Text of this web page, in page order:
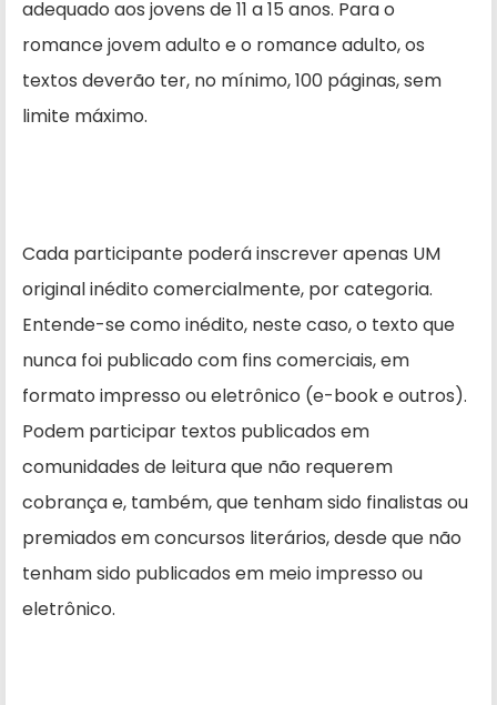
adequado aos jovens de 11 a 15 anos. Para o
romance jovem adulto e o romance adulto, os
textos deverão ter, no mínimo, 100 páginas, sem
limite máximo.
Cada participante poderá inscrever apenas UM
original inédito comercialmente, por categoria.
Entende-se como inédito, neste caso, o texto que
nunca foi publicado com fins comerciais, em
formato impresso ou eletrônico (e-book e outros).
Podem participar textos publicados em
comunidades de leitura que não requerem
cobrança e, também, que tenham sido finalistas ou
premiados em concursos literários, desde que não
tenham sido publicados em meio impresso ou
eletrônico.